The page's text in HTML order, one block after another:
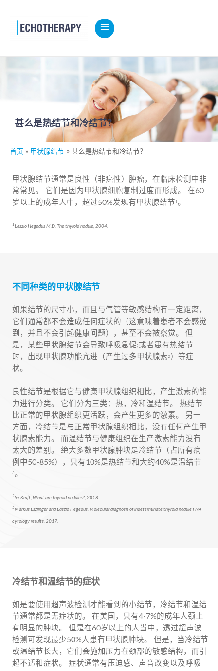
主
单
甚么是热结节和冷结节？
首页 甲状腺结节 甚么是热结节和冷结节？
甲状腺结节通常是良性（非癌性）肿瘤，在临床检测中非
常常见。 它们是因为甲状腺细胞复制过度而形成。 在60
岁以上的成年人中，超过50%发现有甲状腺结节 1。
1Laszlo Hegedus M.D, The thyroid nodule, 2004.
不同种类的甲状腺结节
如果结节的尺寸小，而且与气管等敏感结构有一定距离，
它们通常都不会造成任何症状的（这意味着患者不会感觉
到，并且不会引起健康问题），甚至不会被察觉。 但
是，某些甲状腺结节会导致呼吸急促;或者患有热结节
时，出现甲状腺功能亢进（产生过多甲状腺素 2 ）等症
状。
良性结节是根据它与健康甲状腺组织相比，产生激素的能
力进行分类。 它们分为三类：热，冷和温结节。 热结节
比正常的甲状腺组织更活跃，会产生更多的激素。 另一
方面，冷结节是与正常甲状腺组织相比，没有任何产生甲
状腺素能力。 而温结节与健康组织在生产激素能力没有
太大的差别。 绝大多数甲状腺肿块是冷结节（占所有病
例中50-85%），只有10%是热结节和大约40%是温结节
3。
2Sy Kraft, What are thyroid nodules?, 2018.
3Markus Eszlinger and Laszlo Hegedüs, Molecular diagnosis of indeterminate thyroid nodule FNA
cytology results, 2017.
冷结节和温结节的症状
如是要使用超声波检测才能看到的小结节，冷结节和温结
节通常都是无症状的。 在美国，只有4-7%的成年人颈上
有明显的肿块。 但是在60岁以上的人当中，透过超声波
检测可发现最少50%人患有甲状腺肿块。 但是，当冷结节
或温结节长大，它们会施加压力在颈部的敏感结构，而引
起不适和症状。 症状通常有压迫感、声音改变以及呼吸